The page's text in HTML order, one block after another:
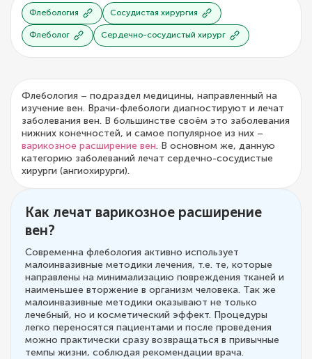
Флебология Сосудистая хирургия
Флеболог Сердечно-сосудистый хирург
Флебология – подраздел медицины, направленный на
изучение вен. Врачи-флебологи диагностируют и лечат
заболевания вен. В большинстве своём это заболевания
нижних конечностей, и самое популярное из них –
варикозное расширение вен. В основном же, данную
категорию заболеваний лечат сердечно-сосудистые
хирурги (ангиохирурги).
Как лечат варикозное расширение
вен?
Современна флебология активно использует
малоинвазивные методики лечения, т.е. те, которые
направлены на минимализацию повреждения тканей и
наименьшее вторжение в организм человека. Так же
малоинвазивные методики оказывают не только
лечебный, но и косметический эффект. Процедуры
легко переносятся пациентами и после проведения
можно практически сразу возвращаться в привычные
темпы жизни, соблюдая рекомендации врача.